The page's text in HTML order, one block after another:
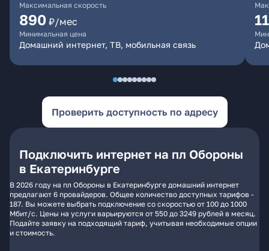
Максимальная скорость
890 ₽/мес
Минимальная цена
Домашний интернет, ТВ, мобильная связь
Проверить доступность по адресу
Подключить интернет на пл Обороны
в Екатеринбурге
В 2026 году на пл Обороны в Екатеринбурге домашний интернет
предлагают 6 провайдеров. Общее количество доступных тарифов -
187. Вы можете выбрать подключение со скоростью от 100 до 1000
Мбит/с. Цены на услуги варьируются от 550 до 3249 рублей в месяц.
Подайте заявку на подходящий тариф, учитывая необходимые опции
и стоимость.